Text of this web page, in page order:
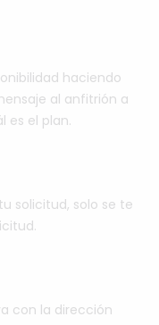
haciendo
al anfitrión a
es el plan.
solicitud, solo se te
con la dirección